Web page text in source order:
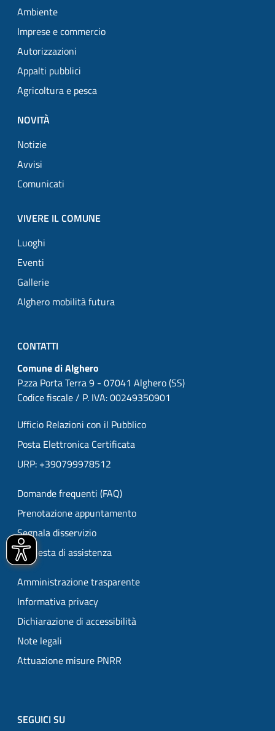
Ambiente
Imprese e commercio
Autorizzazioni
Appalti pubblici
Agricoltura e pesca
NOVITÀ
Notizie
Avvisi
Comunicati
VIVERE IL COMUNE
Luoghi
Eventi
Gallerie
Alghero mobilità futura
CONTATTI
Comune di Alghero
P.zza Porta Terra 9 - 07041 Alghero (SS)
Codice fiscale / P. IVA: 00249350901
Ufficio Relazioni con il Pubblico
Posta Elettronica Certificata
URP: +390799978512
Domande frequenti (FAQ)
Prenotazione appuntamento
Segnala disservizio
Richiesta di assistenza
Amministrazione trasparente
Informativa privacy
Dichiarazione di accessibilità
Note legali
Attuazione misure PNRR
SEGUICI SU